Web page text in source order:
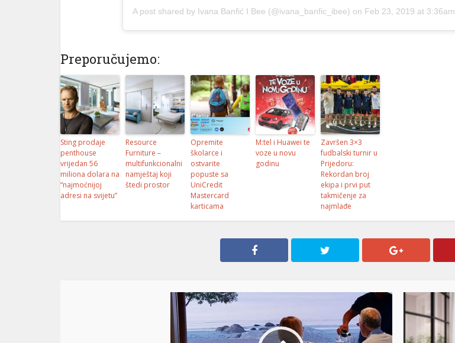
A post shared by Ivana Banfić I Bee (@ivana_banfic_ibee) on Feb 23, 2019 at 3:36am PST
Preporučujemo:
Sting prodaje
penthouse
vrijedan 56
miliona dolara na
“najmoćnijoj
adresi na svijetu”
Resource
Furniture –
multifunkcionalni
namještaj koji
štedi prostor
Opremite
školarce i
ostvarite
popuste sa
UniCredit
Mastercard
karticama
M:tel i Huawei te
voze u novu
godinu
Završen 3×3
fudbalski turnir u
Prijedoru:
Rekordan broj
ekipa i prvi put
takmičenje za
najmlađe